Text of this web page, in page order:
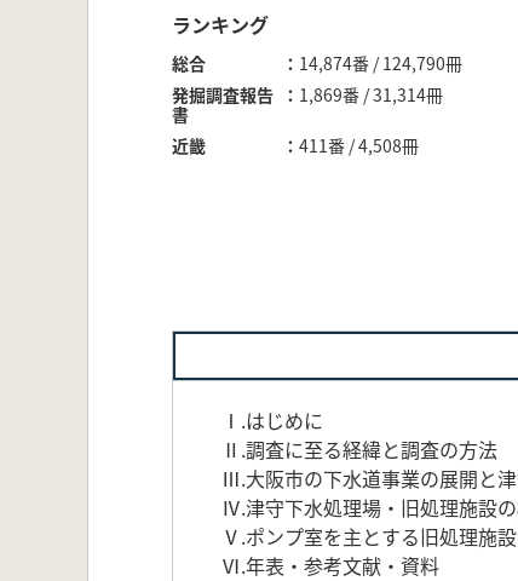
ランキング
総合
14,874番 / 124,790冊
発掘調査報告
書
1,869番 / 31,314冊
近畿 411番 / 4,508冊
Ⅰ.はじめに
Ⅱ.調査に至る経緯と調査の方法
Ⅲ.大阪市の下水道事業の展開と
Ⅳ.津守下水処理場・旧処理施設
Ⅴ.ポンプ室を主とする旧処理施
Ⅵ.年表・参考文献・資料